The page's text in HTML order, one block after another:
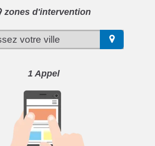
zones d'intervention
1 Appel